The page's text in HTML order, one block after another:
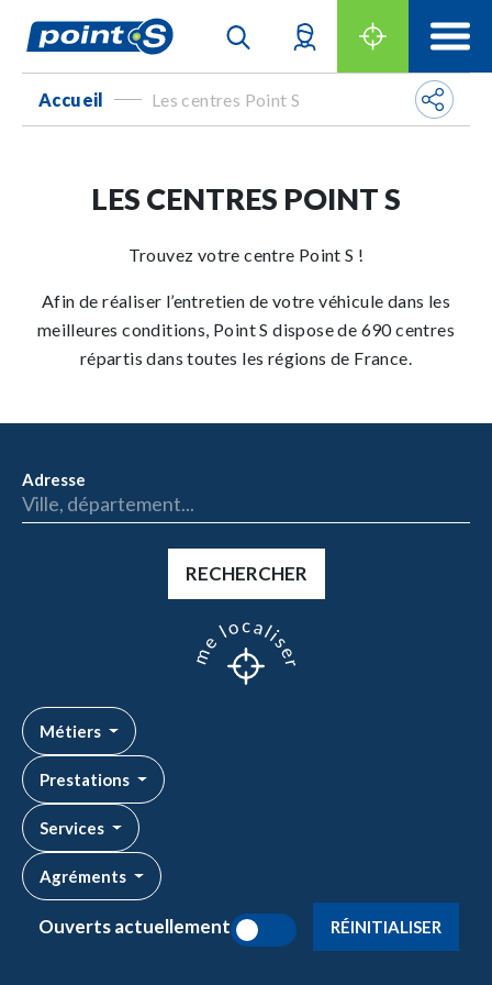
Accueil - Les centres Point S
LES CENTRES POINT S
Trouvez votre centre Point S !
Afin de réaliser l’entretien de votre véhicule dans les
meilleures conditions, Point S dispose de 690 centres
répartis dans toutes les régions de France.
Adresse
RECHERCHER
Me localiser
Métiers
Prestations
Services
Agréments
Ouverts actuellement